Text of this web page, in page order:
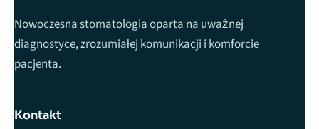
Nowoczesna stomatologia oparta na uważnej
diagnostyce, zrozumiałej komunikacji i komforcie
pacjenta.
Kontakt